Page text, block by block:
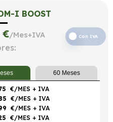
I BOOST
€/Mes+IVA Con IVA
60 Meses
€/MES + IVA
€/MES + IVA
€/MES + IVA
€/MES + IVA